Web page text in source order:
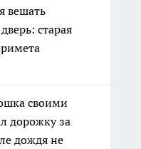
вешать
старая
своими
дорожку за
дождя не